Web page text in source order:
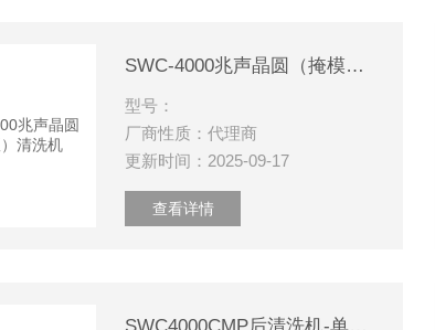
SWC-4000兆声晶圆（掩模版）清洗机
型号：
厂商性质：代理商
更新时间：2025-09-17
查看详情